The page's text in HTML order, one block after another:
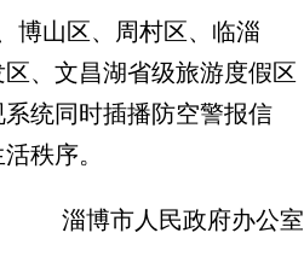
博山区、周村区、临淄
、文昌湖省级旅游度假区
统同时插播防空警报信
秩序。
淄博市人民政府办公室